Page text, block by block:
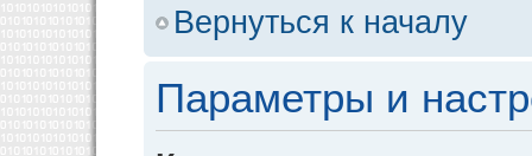
Вернуться к началу
Параметры и